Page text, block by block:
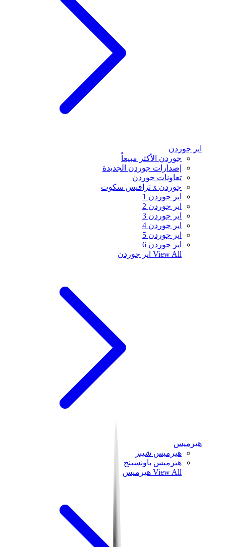
اير جوردن
جوردن الأكثر مبيعاً
إصدارات جوردن الجديدة
تعاونات جوردن
جوردن x ترافيس سكوت
اير جوردن 1
اير جوردن 2
اير جوردن 3
اير جوردن 4
اير جوردن 5
اير جوردن 6
View All اير جوردن
هيرميس
هيرميس شيبر
هيرميس باونسينج
View All هيرميس